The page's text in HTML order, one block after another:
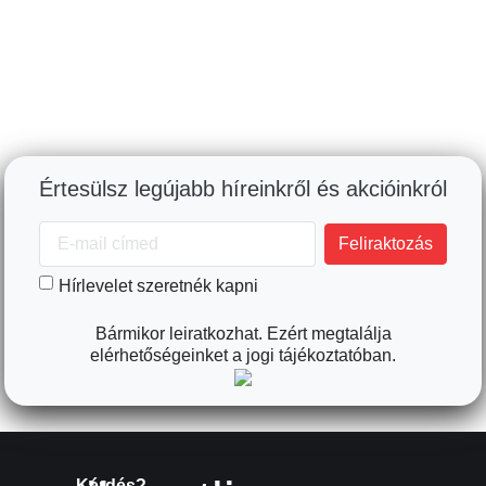
Értesülsz legújabb híreinkről és akcióinkról
Hírlevelet szeretnék kapni
Bármikor leiratkozhat. Ezért megtalálja
elérhetőségeinket a jogi tájékoztatóban.